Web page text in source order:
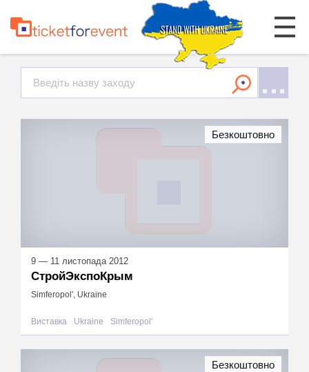
9 — 11 листопада 2012
СтройЭкспоКрым
Simferopol', Ukraine
Виставка Ukraine Simferopol'
Безкоштовно
Безкоштовно